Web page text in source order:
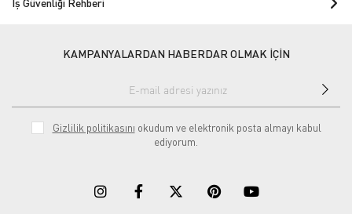
İş Güvenliği Rehberi
KAMPANYALARDAN HABERDAR OLMAK İÇİN
Gizlilik politikasını okudum ve elektronik posta almayı kabul
ediyorum.